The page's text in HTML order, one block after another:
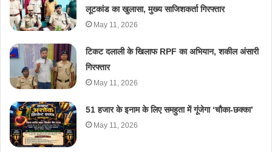
लूटकांड का खुलासा, मुख्य साजिशकर्ता गिरफ्तार
May 11, 2026
टिकट दलाली के खिलाफ RPF का अभियान, शकील अंसारी
गिरफ्तार
May 11, 2026
51 हजार के इनाम के लिए समहुता में गूंजेगा ‘चौका-छक्का’
May 11, 2026